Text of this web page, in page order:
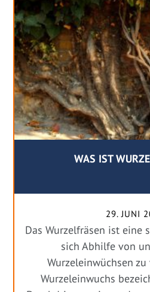
WAS IST
29. JUNI
Das Wurzelfräsen ist eine
sich Abhilfe von
Wurzeleinwüchsen
Wurzeleinwuchs